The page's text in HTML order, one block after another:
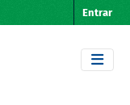
Entrar